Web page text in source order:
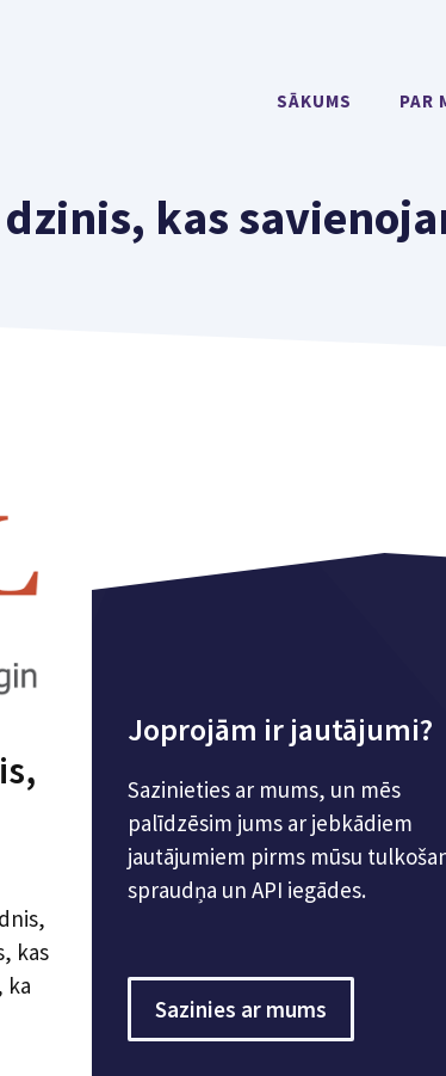
SĀKUMS PAR
kas
kas
ka
Joprojām ir jautājumi?
Sazinieties ar mums, un mēs
palīdzēsim jums ar jebkādiem
jautājumiem pirms mūsu
spraudņa un API iegādes.
Sazinies ar mums